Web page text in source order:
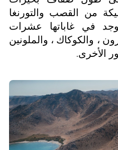
من القصب والتورنغا
في غاباتها عشرات
، والكوكاك ، والملونين
الأخرى.